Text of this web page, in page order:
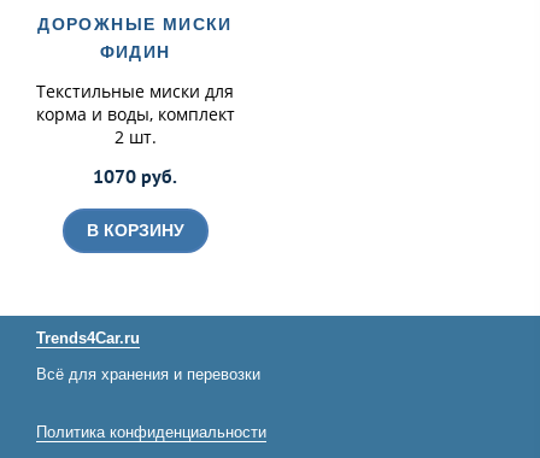
ДОРОЖНЫЕ МИСКИ
ФИДИН
Текстильные миски для
корма и воды, комплект
2 шт.
1070 руб.
В КОРЗИНУ
Trends4Car.ru
Всё для хранения и перевозки
Политика конфиденциальности